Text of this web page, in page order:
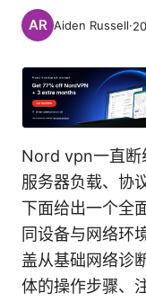
Aiden Russell·
Nord vpn一直断
服务器负载、协
下面给出一个全
同设备与网络环
盖从基础网络诊
体的操作步骤、